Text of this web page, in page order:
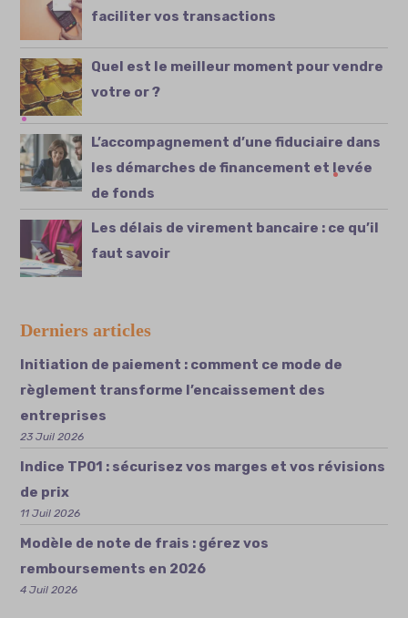
faciliter vos transactions
Quel est le meilleur moment pour vendre
votre or ?
L’accompagnement d’une fiduciaire dans
les démarches de financement et levée
de fonds
Les délais de virement bancaire : ce qu’il
faut savoir
Derniers articles
Initiation de paiement : comment ce mode de
règlement transforme l’encaissement des
entreprises
23 Juil 2026
Indice TP01 : sécurisez vos marges et vos révisions
de prix
11 Juil 2026
Modèle de note de frais : gérez vos
remboursements en 2026
4 Juil 2026